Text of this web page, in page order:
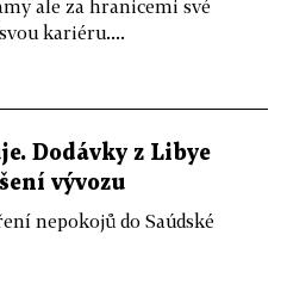
ale za hranicemi své
kariéru....
Dodávky z Libye
vývozu
nepokojů do Saúdské